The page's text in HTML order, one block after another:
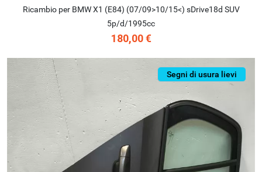
Ricambio per BMW X1 (E84) (07/09>10/15<) sDrive18d SUV
5p/d/1995cc
180,00 €
Segni di usura lievi